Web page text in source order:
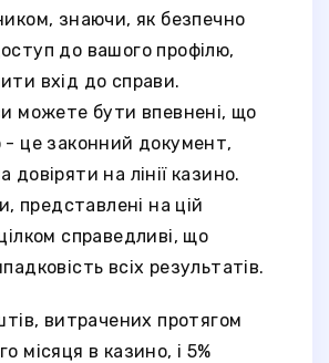
знаючи, як безпечно
до вашого профілю,
вхід до справи.
можете бути впевнені, що
- це законний документ,
на лінії казино.
представлені на цій
справедливі, що
всіх результатів.
витрачених протягом
місяця в казино, і 5%